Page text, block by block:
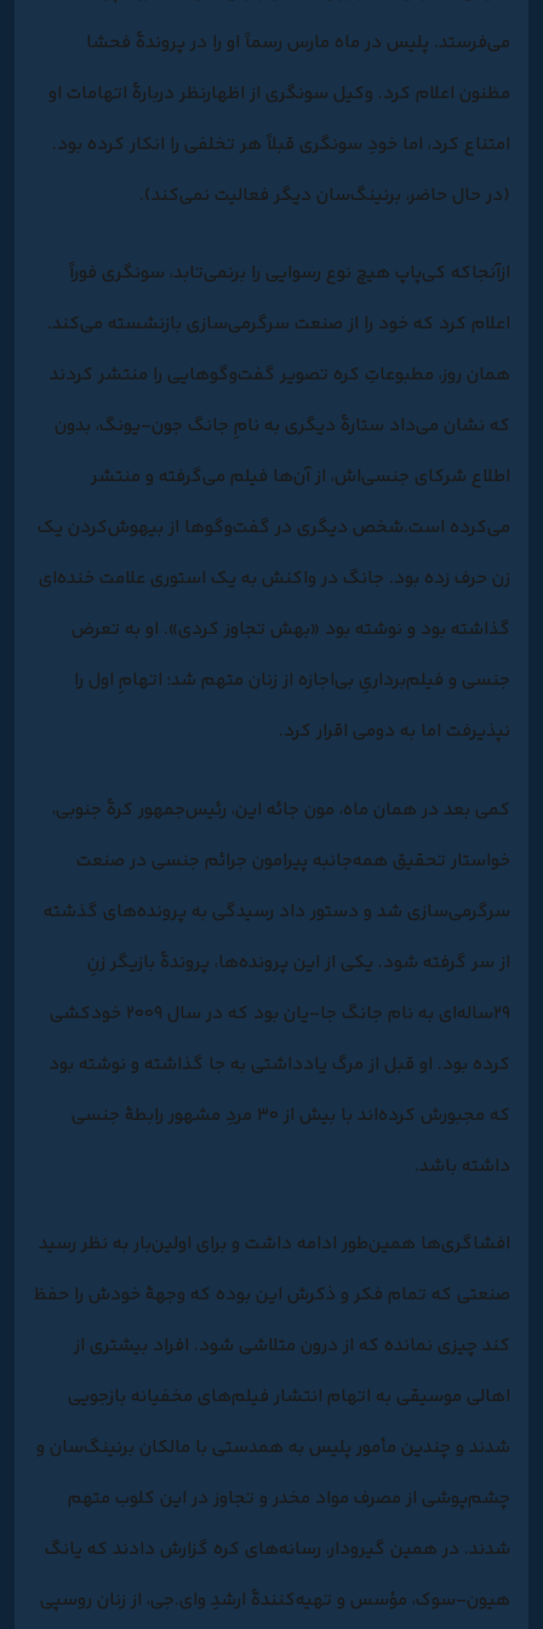
می‌فرستد. پلیس در ماه مارس رسماً او را در پروندۀ فحشا
مظنون اعلام کرد. وکیل سونگری از اظهارنظر دربارۀ اتهامات او
امتناع کرد، اما خودِ سونگری قبلاً هر تخلفی را انکار کرده بود.
(در حال حاضر، برنینگ‌سان دیگر فعالیت نمی‌کند).
ازآنجاکه کی‌پاپ هیچ نوع رسوایی را برنمی‌تابد، سونگری فوراً
اعلام کرد که خود را از صنعت سرگرمی‌سازی بازنشسته می‌کند.
همان روز، مطبوعاتِ کره تصویر گفت‌وگوهایی را منتشر کردند
که نشان می‌داد ستارۀ دیگری به نامِ جانگ جون-یونگ، بدون
اطلاع شرکای جنسی‌اش، از آن‌ها فیلم می‌گرفته و منتشر
می‌کرده است.شخص دیگری در گفت‌وگوها از بیهوش‌کردن یک
زن حرف زده بود. جانگ در واکنش به یک استوری علامت خنده‌ای
گذاشته‌ بود و نوشته بود «بهش تجاوز کردی». او به تعرض
جنسی و فیلم‌برداریِ بی‌اجازه از زنان متهم شد؛ اتهامِ اول را
نپذیرفت اما به دومی اقرار کرد.
کمی بعد در همان ماه، مون جائه این، رئیس‌جمهور کرۀ جنوبی،
خواستار تحقیق همه‌جانبه پیرامون جرائم جنسی در صنعت
سرگرمی‌سازی شد و دستور داد رسیدگی به پرونده‌های گذشته
از سر گرفته شود. یکی از این پرونده‌ها، پروندۀ بازیگر زنِ
۲۹‌ساله‌ای به نام جانگ جا-یان بود که در سال ۲۰۰۹ خودکشی
کرده بود. او قبل از مرگ یادداشتی به جا گذاشته و نوشته بود
که مجبورش کرده‌اند با بیش از ۳۰ مردِ مشهور رابطۀ جنسی
داشته باشد.
افشاگری‌ها همین‌طور ادامه داشت و برای اولین‌بار به نظر ‌رسید
صنعتی که تمام فکر و ذکرش این بوده که وجهۀ خودش را حفظ
کند چیزی نمانده که از درون متلاشی شود. افراد بیشتری از
اهالی موسیقی به اتهام انتشار فیلم‌های مخفیانه بازجویی
شدند و چندین مأمور پلیس به همدستی با مالکان برنینگ‌سان و
چشم‌پوشی از مصرف مواد مخدر و تجاوز در این کلوب متهم
شدند. در همین گیرودار، رسانه‌های کره گزارش دادند که یانگ
هیون-سوک، مؤسس و تهیه‌کنندۀ ارشدِ وای.جی، از زنان روسپی